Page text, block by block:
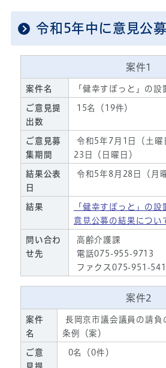
令和5年中に意見公
案件1
案件名 「健幸すぽっと」の設
ご意見提
出数
15名（19件）
ご意見募
集期間
令和5年7月1日（土曜
23日（日曜日）
結果公表
日
令和5年8月28日（月
結果
「健幸すぽっと」の
意見公募の結果につい
問い合わ
せ先
高齢介護課
電話075-955-9713
ファクス075-951-
案件2
案件
名
長岡京市議会議員の請負
条例（案）
ご意
見提
0名（0件）